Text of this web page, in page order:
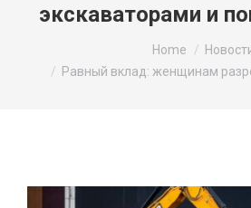
экскаваторами и
Home
Равный вклад: женщинам